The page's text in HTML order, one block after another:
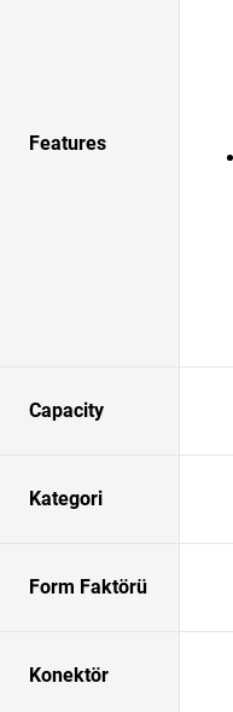
Features
Capacity
Kategori
Form Faktörü
Konektör